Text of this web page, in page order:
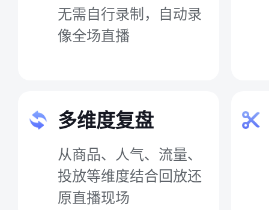
无需自行录制，自动录
像全场直播
多维度复盘
从商品、人气、流量、
投放等维度结合回放还
原直播现场